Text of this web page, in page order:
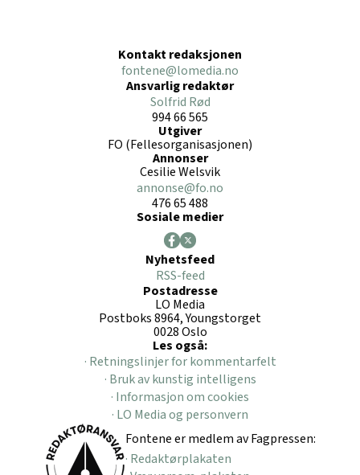
Kontakt redaksjonen
fontene@lomedia.no
Ansvarlig redaktør
Solfrid Rød
994 66 565
Utgiver
FO (Fellesorganisasjonen)
Annonser
Cesilie Welsvik
annonse@fo.no
476 65 488
Sosiale medier
Nyhetsfeed
RSS-feed
Postadresse
LO Media
Postboks 8964, Youngstorget
0028 Oslo
Les også:
· Retningslinjer for kommentarfelt
· Bruk av kunstig intelligens
· Informasjon om cookies
· LO Media og personvern
Fontene er medlem av Fagpressen:
· Redaktørplakaten